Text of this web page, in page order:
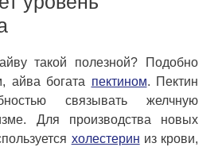
такой полезной? Подобно
айва богата пектином. Пектин
связывать желчную
Для производства новых
холестерин из крови,